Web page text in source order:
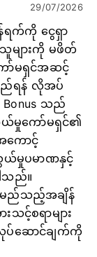
29/07/2026
ရက်ကို ငွေရှာ
များကို မဖိတ်
ကော်မရှင်အဆင့်
လည်ရန် လိုအပ်
Bonus သည်
ယ်မှုကော်မရှင်၏
ကောင့်
ယ်မှုပမာဏနှင့်
သည်။
မည်သည့်အချိန်
င့်စရာများ
ပ်ဆောင်ချက်ကို